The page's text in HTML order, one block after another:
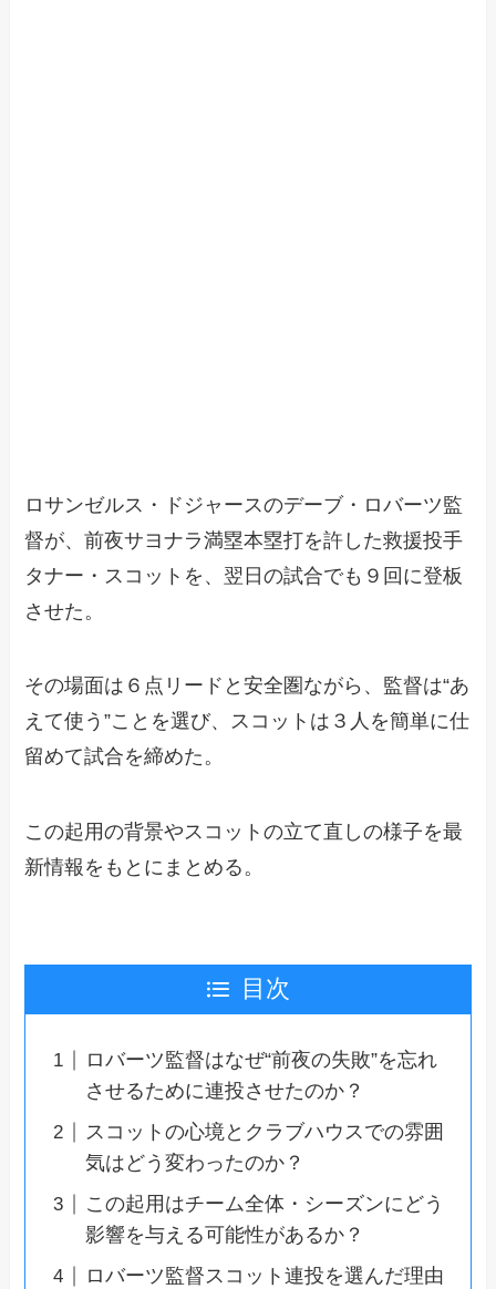
ロサンゼルス・ドジャースのデーブ・ロバーツ監
督が、前夜サヨナラ満塁本塁打を許した救援投手
タナー・スコットを、翌日の試合でも９回に登板
させた。
その場面は６点リードと安全圏ながら、監督は“あ
えて使う”ことを選び、スコットは３人を簡単に仕
留めて試合を締めた。
この起用の背景やスコットの立て直しの様子を最
新情報をもとにまとめる。
目次
ロバーツ監督はなぜ“前夜の失敗”を忘れ
させるために連投させたのか？
スコットの心境とクラブハウスでの雰囲
気はどう変わったのか？
この起用はチーム全体・シーズンにどう
影響を与える可能性があるか？
ロバーツ監督スコット連投を選んだ理由